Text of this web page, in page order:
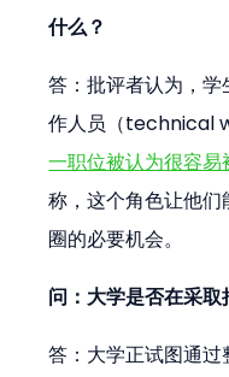
什么？
答：批评者认为，
作人员（technical
一职位被认为很容
称，这个角色让他
圈的必要机会。
问：大学是否在采
答：大学正试图通